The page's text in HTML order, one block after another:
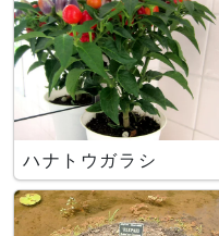
ハナトウガラシ